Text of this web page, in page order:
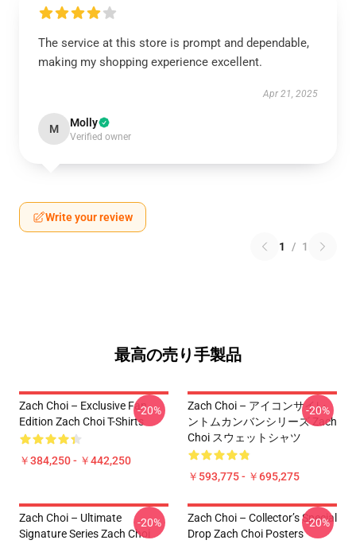
The service at this store is prompt and dependable,
making my shopping experience excellent.
Apr 21, 2025
M Molly
Verified owner
Write your review
1 / 1
最高の売り手製品
Zach Choi – Exclusive Fan
Edition Zach Choi T-Shirts
￥384,250 - ￥442,250
-20%
Zach Choi – アイコンサイレ
ントムカンバンシリーズ Zach
Choi スウェットシャツ
￥593,775 - ￥695,275
-20%
Zach Choi – Ultimate
Signature Series Zach Choi
-20%
Zach Choi – Collector’s Special
Drop Zach Choi Posters
-20%